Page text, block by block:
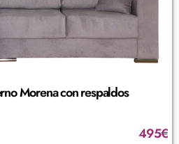
Morena con respaldos
495€